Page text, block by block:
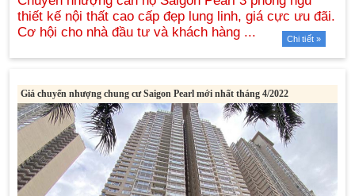
Chi tiết »
Giá chuyển nhượng chung cư Saigon Pearl mới nhất tháng 4/2022